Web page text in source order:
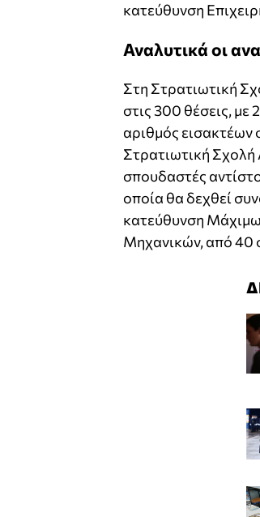
κατεύθυνση
Αναλυτικά οι
Στη Στρατιωτική
στις 300 θέσεις, με
αριθμός
Στρατιωτική
σπουδαστές
οποία θα δεχθεί
κατεύθυνση
Μηχανικών, από 40